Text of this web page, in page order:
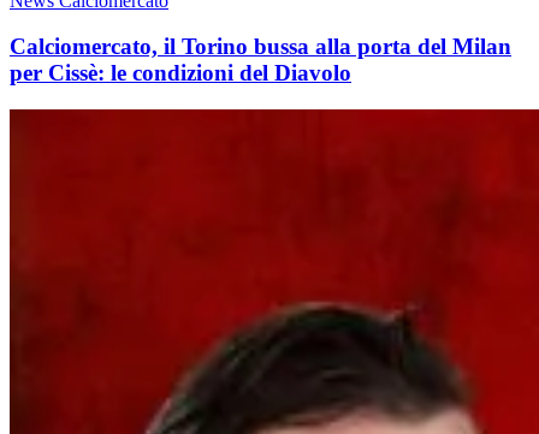
Calciomercato, il Torino bussa alla porta del Milan
per Cissè: le condizioni del Diavolo